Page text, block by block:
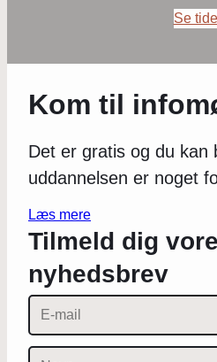
Se
Kom til
Det er gratis og du kan
uddannelsen er noget
Læs mere
Tilmeld dig
nyhedsbrev